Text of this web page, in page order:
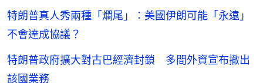
特朗普真人秀兩種「爛尾」：美國伊朗可能「永遠」
不會達成協議？
特朗普政府擴大對古巴經濟封鎖 多間外資宣布撤出
該國業務